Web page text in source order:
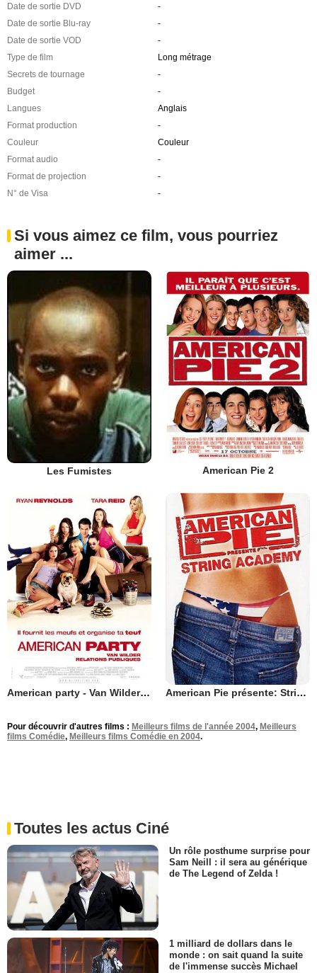
Date de sortie DVD
-
Date de sortie Blu-ray
-
Date de sortie VOD
-
Type de film
Long métrage
Secrets de tournage
-
Budget
-
Langues
Anglais
Format production
-
Couleur
Couleur
Format audio
-
Format de projection
-
N° de Visa
-
Si vous aimez ce film, vous pourriez
aimer ...
Les Fumistes American Pie 2
American party - Van Wilder relations publiques American Pie présente: String Academy
Pour découvrir d'autres films : Meilleurs films de l'année 2004, Meilleurs
films Comédie, Meilleurs films Comédie en 2004.
Toutes les actus Ciné
Un rôle posthume surprise pour
Sam Neill : il sera au générique
de The Legend of Zelda !
1 milliard de dollars dans le
monde : on sait quand la suite
de l'immense succès Michael